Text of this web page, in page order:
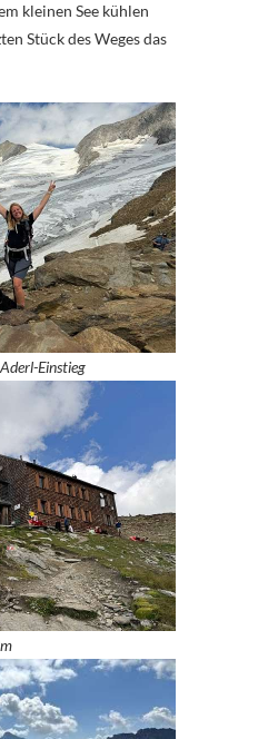
kleinen See kühlen
Stück des Weges das
Einstieg